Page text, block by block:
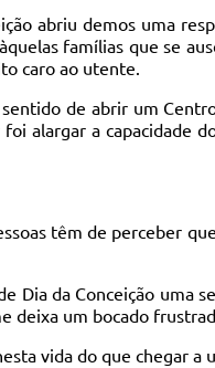
abriu demos uma
famílias que se
caro ao utente.
de abrir um
alargar a capacidade
têm de perceber
Dia da Conceição uma
deixa um bocado
vida do que chegar a